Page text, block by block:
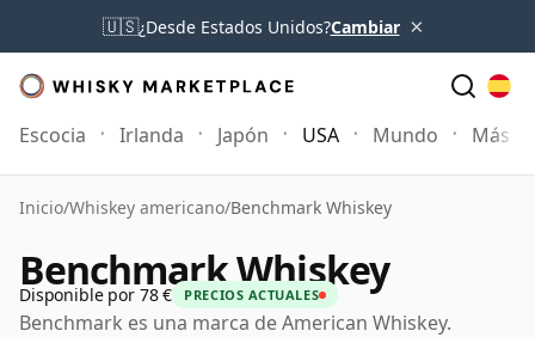
🇺🇸¿Desde Estados Unidos?Cambiar ×
Escocia Irlanda Japón USA Mundo Más
Inicio/Whiskey americano/Benchmark Whiskey
Benchmark Whiskey
Disponible por 78 € PRECIOS ACTUALES
Benchmark es una marca de American Whiskey.